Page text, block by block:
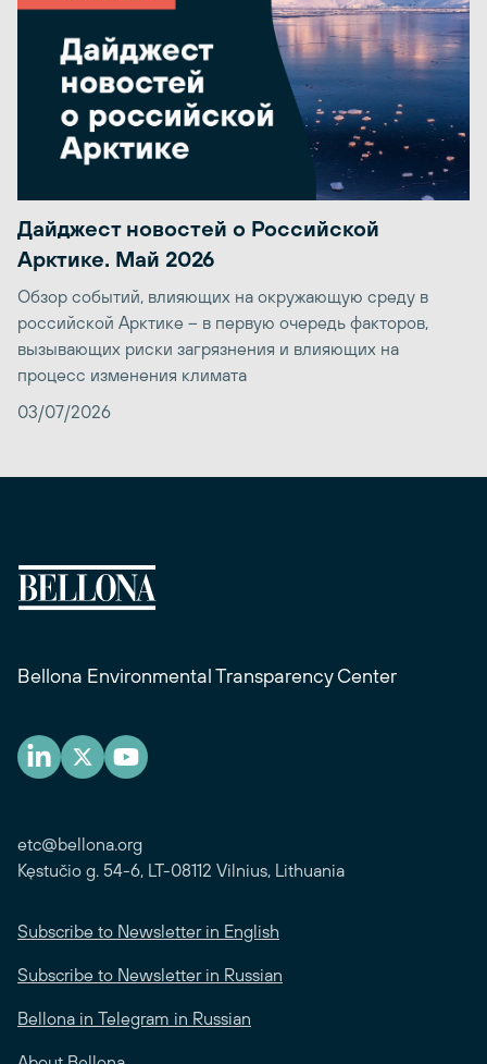
Дайджест новостей о Российской
Арктике. Май 2026
Обзор событий, влияющих на окружающую среду в
российской Арктике – в первую очередь факторов,
вызывающих риски загрязнения и влияющих на
процесс изменения климата
03/07/2026
Bellona Environmental Transparency Center
etc@bellona.org
Kęstučio g. 54-6, LT-08112 Vilnius, Lithuania
Subscribe to Newsletter in English
Subscribe to Newsletter in Russian
Bellona in Telegram in Russian